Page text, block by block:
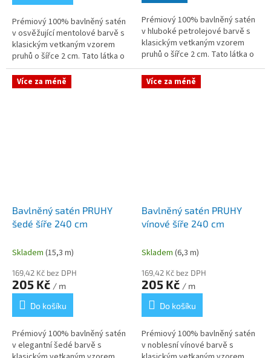
Prémiový 100% bavlněný satén
v osvěžující mentolové barvě s
klasickým vetkaným vzorem
pruhů o šířce 2 cm. Tato látka o
nadstandardní šíři 240 cm vyniká
mimořádnou hebkostí,...
Prémiový 100% bavlněný satén
v hluboké petrolejové barvě s
klasickým vetkaným vzorem
pruhů o šířce 2 cm. Tato látka o
nadstandardní šíři 240 cm
spojuje přirozenou
prodyšnost...
Více za méně
Bavlněný satén PRUHY
šedé šíře 240 cm
Skladem (15,3 m)
169,42 Kč bez DPH
205 Kč / m
Do košíku
Prémiový 100% bavlněný satén
v elegantní šedé barvě s
Více za méně
Bavlněný satén PRUHY
vínové šíře 240 cm
Skladem (6,3 m)
169,42 Kč bez DPH
205 Kč / m
Do košíku
Prémiový 100% bavlněný satén
v noblesní vínové barvě s